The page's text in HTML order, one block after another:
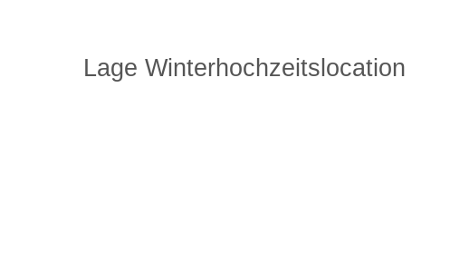
Lage Winterhochzeitslocation